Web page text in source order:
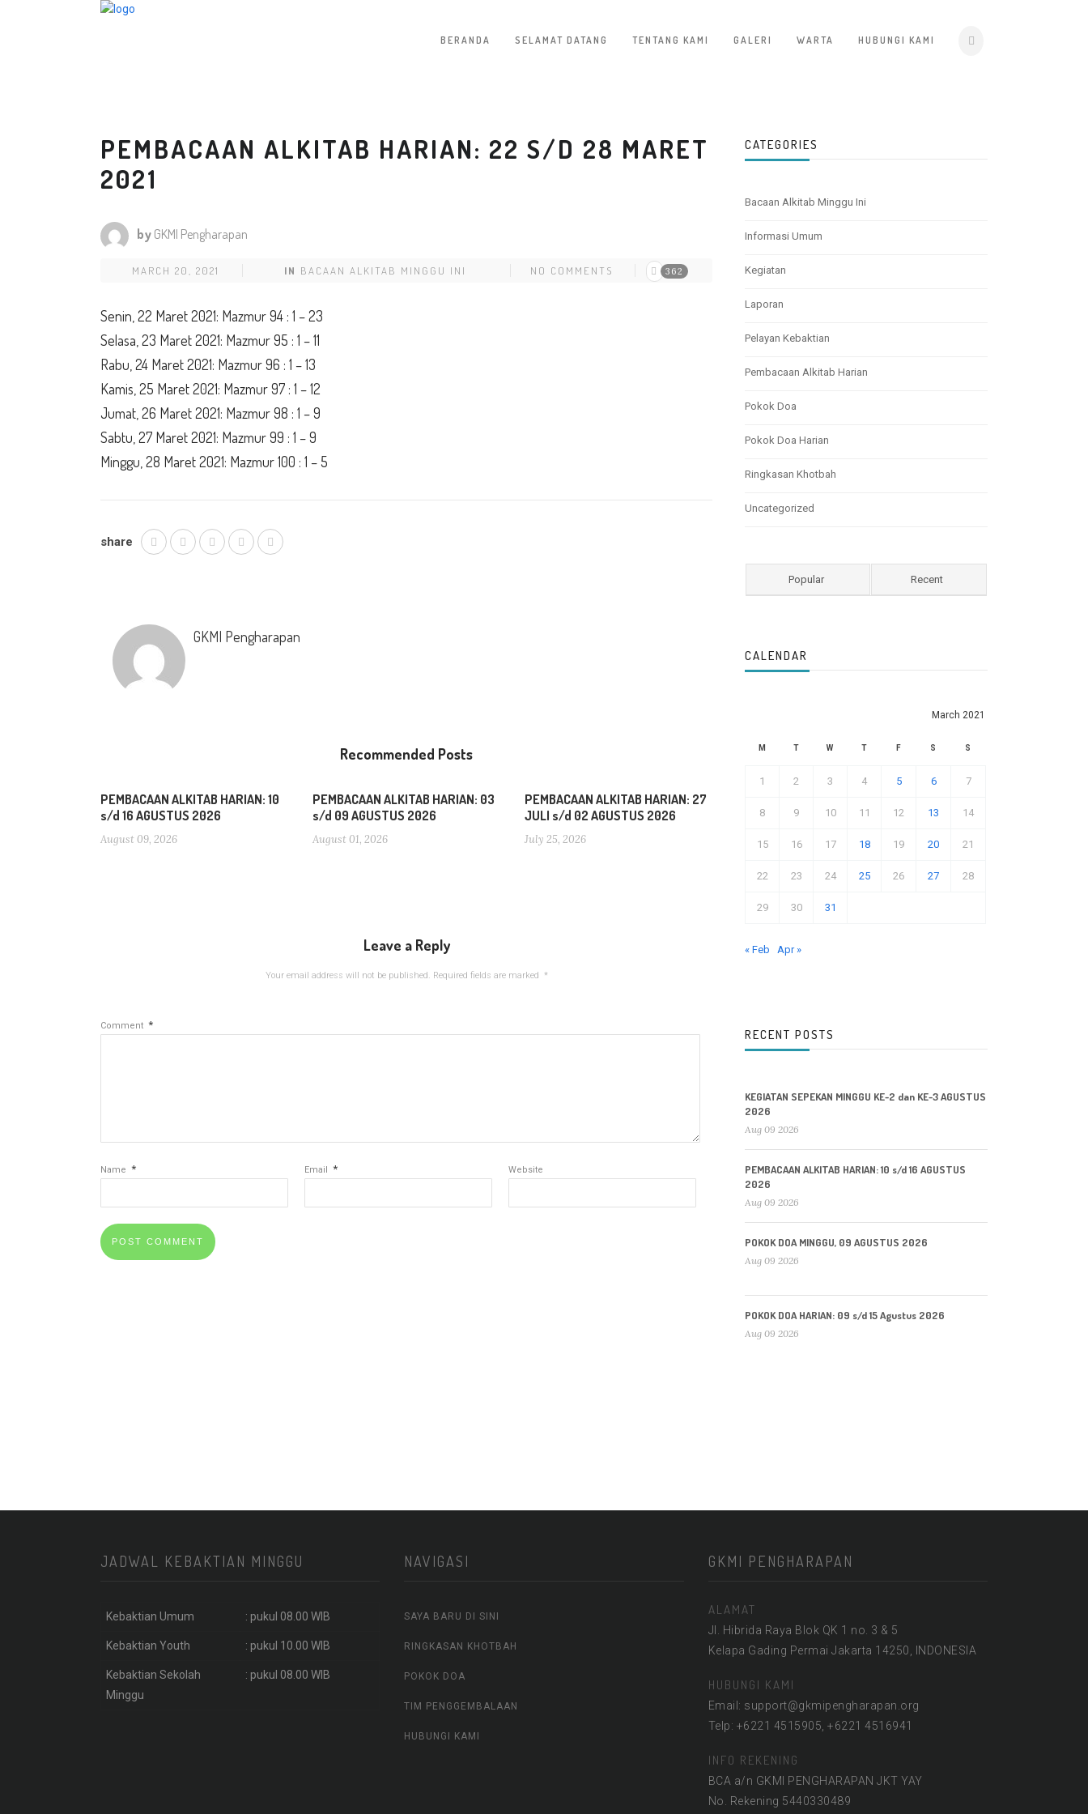
BERANDA SELAMAT DATANG TENTANG KAMI GALERI WARTA HUBUNGI KAMI
PEMBACAAN ALKITAB HARIAN: 22 S/D 28 MARET
2021
by GKMI Pengharapan
MARCH 20, 2021 IN BACAAN ALKITAB MINGGU INI NO COMMENTS 362
Senin, 22 Maret 2021: Mazmur 94 : 1 – 23
Selasa, 23 Maret 2021: Mazmur 95 : 1 – 11
Rabu, 24 Maret 2021: Mazmur 96 : 1 – 13
Kamis, 25 Maret 2021: Mazmur 97 : 1 – 12
Jumat, 26 Maret 2021: Mazmur 98 : 1 – 9
Sabtu, 27 Maret 2021: Mazmur 99 : 1 – 9
Minggu, 28 Maret 2021: Mazmur 100 : 1 – 5
share
GKMI Pengharapan
Recommended Posts
PEMBACAAN ALKITAB HARIAN: 10
s/d 16 AGUSTUS 2026
August 09, 2026
PEMBACAAN ALKITAB HARIAN: 03
s/d 09 AGUSTUS 2026
August 01, 2026
PEMBACAAN ALKITAB HARIAN: 27
JULI s/d 02 AGUSTUS 2026
July 25, 2026
Leave a Reply
Your email address will not be published. Required fields are marked *
Comment *
Name * Email * Website
CATEGORIES
Bacaan Alkitab Minggu Ini
Informasi Umum
Kegiatan
Laporan
Pelayan Kebaktian
Pembacaan Alkitab Harian
Pokok Doa
Pokok Doa Harian
Ringkasan Khotbah
Uncategorized
Popular Recent
CALENDAR
March 2021
M T W T F S S
1 2 3 4 5 6 7
8 9 10 11 12 13 14
15 16 17 18 19 20 21
22 23 24 25 26 27 28
29 30 31
« Feb Apr »
RECENT POSTS
KEGIATAN SEPEKAN MINGGU KE-2 dan KE-3 AGUSTUS
2026
Aug 09 2026
PEMBACAAN ALKITAB HARIAN: 10 s/d 16 AGUSTUS
2026
Aug 09 2026
POKOK DOA MINGGU, 09 AGUSTUS 2026
Aug 09 2026
POKOK DOA HARIAN: 09 s/d 15 Agustus 2026
Aug 09 2026
JADWAL KEBAKTIAN MINGGU
Kebaktian Umum : pukul 08.00 WIB
Kebaktian Youth : pukul 10.00 WIB
Kebaktian Sekolah
Minggu
: pukul 08.00 WIB
NAVIGASI
SAYA BARU DI SINI
RINGKASAN KHOTBAH
POKOK DOA
TIM PENGGEMBALAAN
HUBUNGI KAMI
GKMI PENGHARAPAN
ALAMAT
Jl. Hibrida Raya Blok QK 1 no. 3 & 5
Kelapa Gading Permai Jakarta 14250, INDONESIA
HUBUNGI KAMI
Email: support@gkmipengharapan.org
Telp: +6221 4515905, +6221 4516941
INFO REKENING
BCA a/n GKMI PENGHARAPAN JKT YAY
No. Rekening 5440330489